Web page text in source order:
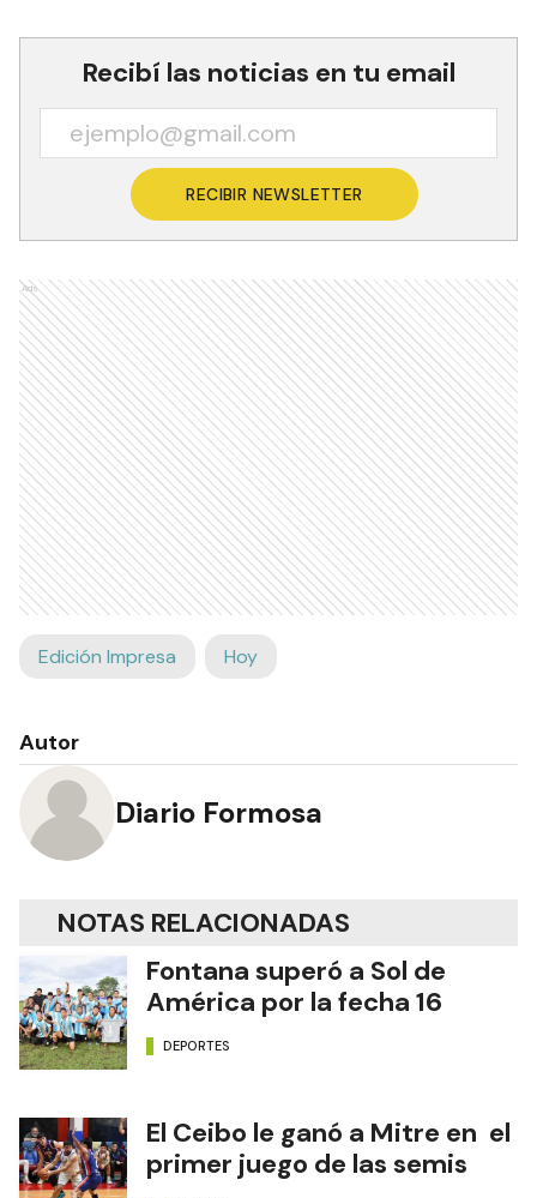
Recibí las noticias en tu email
RECIBIR NEWSLETTER
Ads
Edición Impresa Hoy
Autor
Diario Formosa
NOTAS RELACIONADAS
Fontana superó a Sol de
América por la fecha 16
DEPORTES
El Ceibo le ganó a Mitre en el
primer juego de las semis